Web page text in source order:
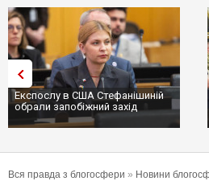
Експослу в США Стефанішиній
обрали запобіжний захід
Вся правда з блогосфери » Новини